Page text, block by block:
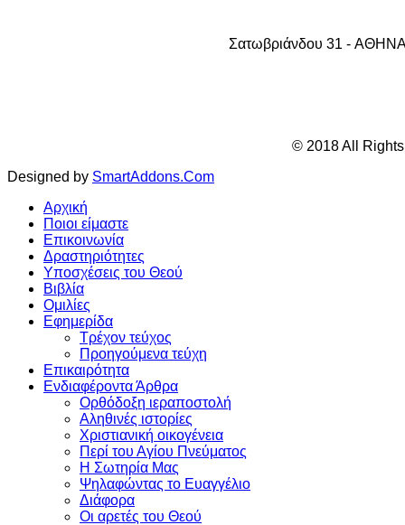
Σατωβριάνδου 31 - AΘHNA
© 2018 All Rights
Designed by SmartAddons.Com
Αρχική
Ποιοι είμαστε
Επικοινωνία
Δραστηριότητες
Υποσχέσεις του Θεού
Βιβλία
Ομιλίες
Εφημερίδα
Τρέχον τεύχος
Προηγούμενα τεύχη
Επικαιρότητα
Ενδιαφέροντα Άρθρα
Ορθόδοξη ιεραποστολή
Αληθινές ιστορίες
Χριστιανική οικογένεια
Περί του Αγίου Πνεύματος
Η Σωτηρία Μας
Ψηλαφώντας το Ευαγγέλιο
Διάφορα
Οι αρετές του Θεού